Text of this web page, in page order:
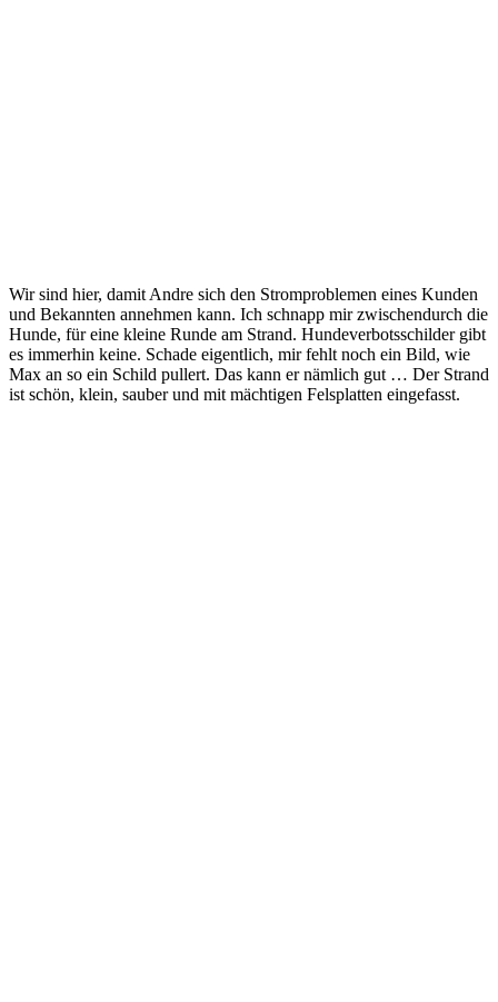
Wir sind hier, damit Andre sich den Stromproblemen eines Kunden
und Bekannten annehmen kann. Ich schnapp mir zwischendurch die
Hunde, für eine kleine Runde am Strand. Hundeverbotsschilder gibt
es immerhin keine. Schade eigentlich, mir fehlt noch ein Bild, wie
Max an so ein Schild pullert. Das kann er nämlich gut … Der Strand
ist schön, klein, sauber und mit mächtigen Felsplatten eingefasst.